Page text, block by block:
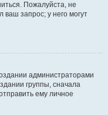
Пожалуйста, не
ваш запрос; у него могут
администраторами
группы, сначала
ему личное